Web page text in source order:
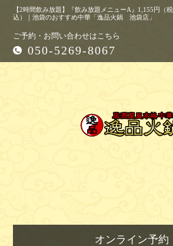
【2時間飲み放題】『飲み放題メニューA』1,155円（税
込）｜池袋のおすすめ中華「逸品火鍋 池袋店」
ご予約・お問い合わせはこちら
050-5269-8067
オンライン予約